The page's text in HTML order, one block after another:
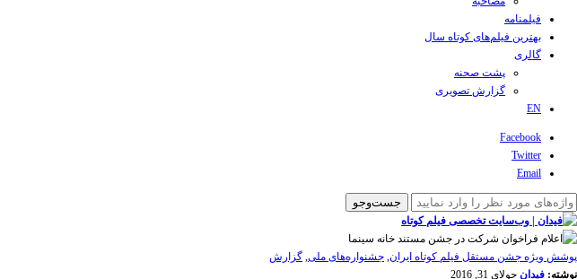
فیلمنامه
بهترین فیلم‌های کوتاه سال
گالری
پشت صحنه
گزارش تصویری
EN
Facebook
Twitter
Email
پوشش ویژه جشن مستقل فیلم کوتاه ایران, جشنواره‌های ملی, گزارش
نوشته: فیدان جولای 31, 2016